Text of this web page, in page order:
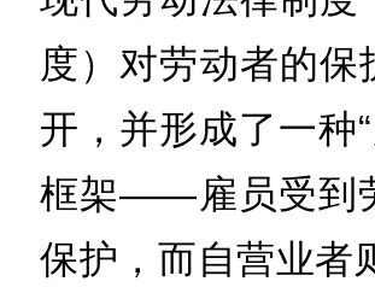
度）对劳动者的
开，并形成了一种
框架——雇员受到
保护，而自营业者